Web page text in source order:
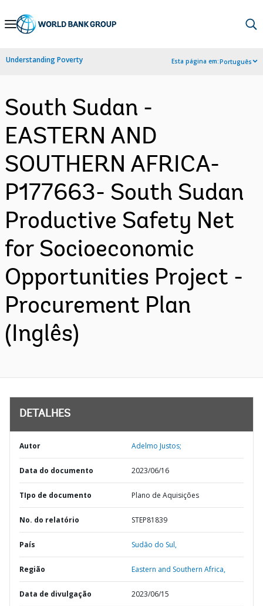
Skip
Navigation
Understanding Poverty Esta página em:Português
South Sudan -
EASTERN AND
SOUTHERN AFRICA-
P177663- South Sudan
Productive Safety Net
for Socioeconomic
Opportunities Project -
Procurement Plan
(Inglês)
DETALHES
Autor Adelmo Justos;
Data do documento 2023/06/16
TIpo de documento Plano de Aquisições
No. do relatório STEP81839
País Sudão do Sul,
Região Eastern and Southern Africa,
Data de divulgação 2023/06/15